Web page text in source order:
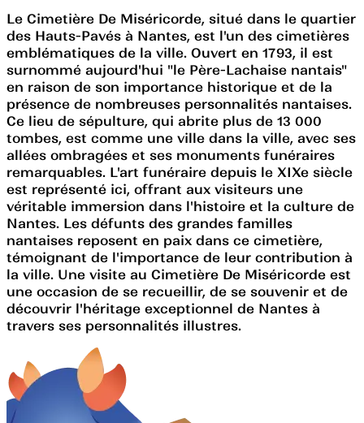
Le Cimetière De Miséricorde, situé dans le quartier
des Hauts-Pavés à Nantes, est l'un des cimetières
emblématiques de la ville. Ouvert en 1793, il est
surnommé aujourd'hui "le Père-Lachaise nantais"
en raison de son importance historique et de la
présence de nombreuses personnalités nantaises.
Ce lieu de sépulture, qui abrite plus de 13 000
tombes, est comme une ville dans la ville, avec ses
allées ombragées et ses monuments funéraires
remarquables. L'art funéraire depuis le XIXe siècle
est représenté ici, offrant aux visiteurs une
véritable immersion dans l'histoire et la culture de
Nantes. Les défunts des grandes familles
nantaises reposent en paix dans ce cimetière,
témoignant de l'importance de leur contribution à
la ville. Une visite au Cimetière De Miséricorde est
une occasion de se recueillir, de se souvenir et de
découvrir l'héritage exceptionnel de Nantes à
travers ses personnalités illustres.